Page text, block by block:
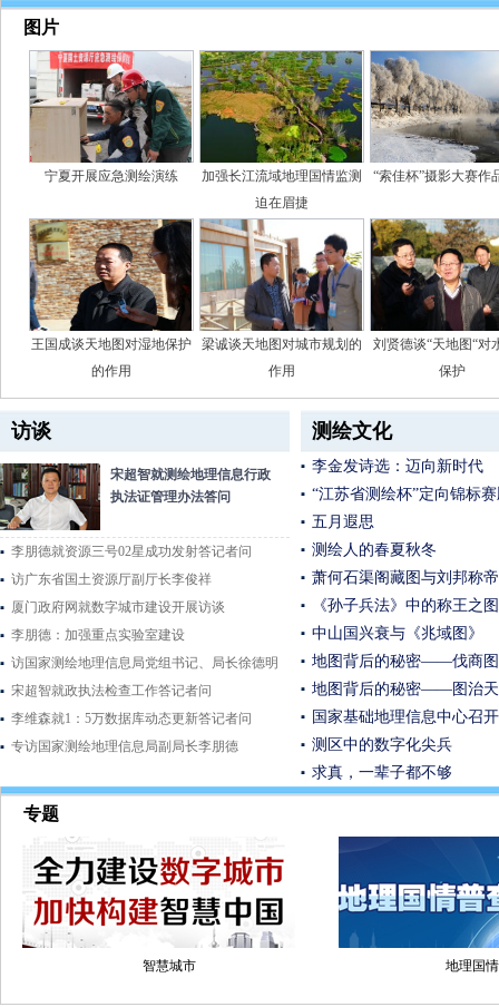
图片
宁夏开展应急测绘演练
加强长江流域地理国情监测
迫在眉捷
“索佳杯”摄影大赛作
王国成谈天地图对湿地保护
的作用
梁诚谈天地图对城市规划的
作用
刘贤德谈“天地图“对
保护
访谈
宋超智就测绘地理信息行政
执法证管理办法答问
李朋德就资源三号02星成功发射答记者问
访广东省国土资源厅副厅长李俊祥
厦门政府网就数字城市建设开展访谈
李朋德：加强重点实验室建设
访国家测绘地理信息局党组书记、局长徐德明
宋超智就政执法检查工作答记者问
李维森就1：5万数据库动态更新答记者问
专访国家测绘地理信息局副局长李朋德
测绘文化
李金发诗选：迈向新时代
“江苏省测绘杯”定向锦标
五月遐思
测绘人的春夏秋冬
萧何石渠阁藏图与刘邦称帝
《孙子兵法》中的称王之图
中山国兴衰与《兆域图》
地图背后的秘密——伐商图
地图背后的秘密——图治天
国家基础地理信息中心召
测区中的数字化尖兵
求真，一辈子都不够
专题